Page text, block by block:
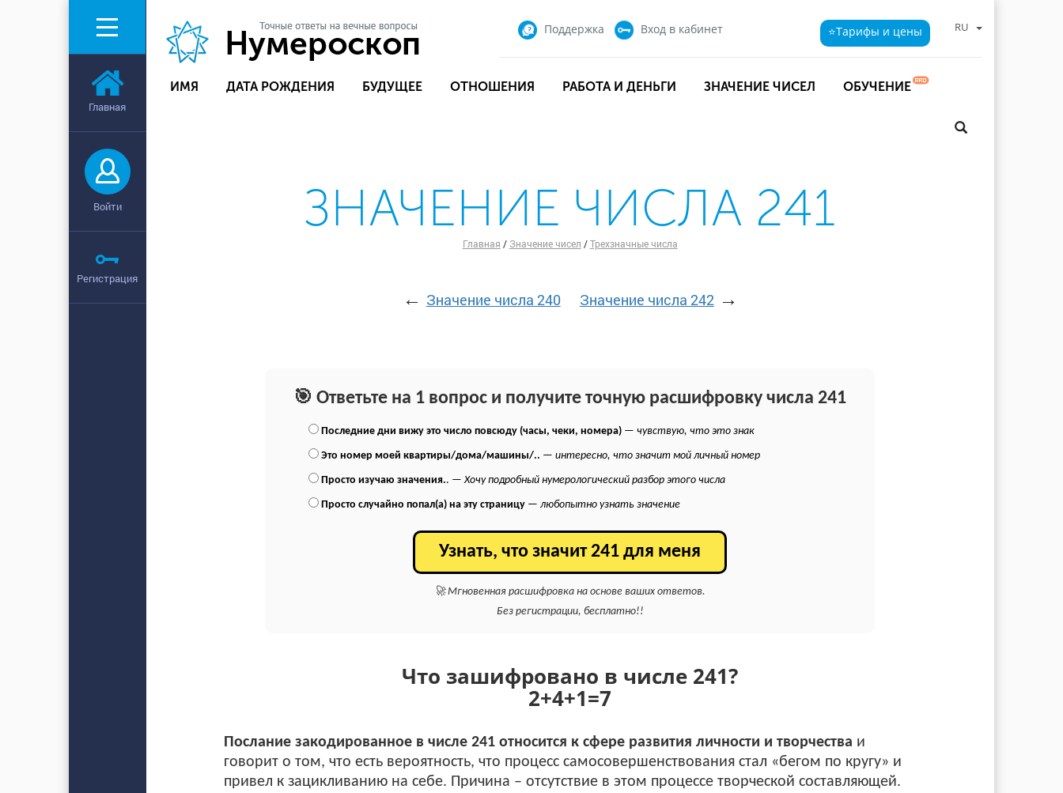
Главная
Войти
Регистрация
Поддержка Вход в кабинет ⭐Тарифы и цены RU
ИМЯ ДАТА РОЖДЕНИЯ БУДУЩЕЕ ОТНОШЕНИЯ РАБОТА И ДЕНЬГИ ЗНАЧЕНИЕ ЧИСЕЛ ОБУЧЕНИЕ
ЗНАЧЕНИЕ ЧИСЛА 241
Главная / Значение чисел /Трехзначные числа
← Значение числа 240 Значение числа 242→
🎯 Ответьте на 1 вопрос и получите точную расшифровку числа 241
Последние дни вижу это число повсюду (часы, чеки, номера) —чувствую, что это знак
Это номер моей квартиры/дома/машины/.. —интересно, что значит мой личный номер
Просто изучаю значения.. —Хочу подробный нумерологический разбор этого числа
Просто случайно попал(а) на эту страницу —любопытно узнать значение
Узнать, что значит 241 для меня
🚀 Мгновенная расшифровка на основе ваших ответов.
Без регистрации, бесплатно!!
Что зашифровано в числе 241?
2+4+1=7
Послание закодированное в числе 241 относится к сфере развития личности и творчества и
говорит о том, что есть вероятность, что процесс самосовершенствования стал «бегом по кругу» и
привел к зацикливанию на себе. Причина – отсутствие в этом процессе творческой составляющей.